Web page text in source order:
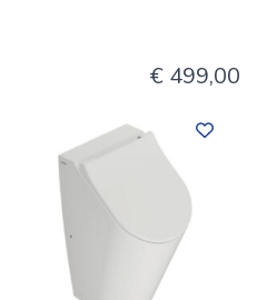
€ 499,00